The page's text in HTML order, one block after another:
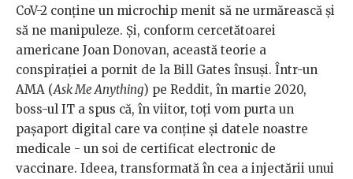
CoV-2 conține un microchip menit să ne urmărească și
să ne manipuleze. Și, conform cercetătoarei
americane Joan Donovan, această teorie a
conspirației a pornit de la Bill Gates însuși. Într-un
AMA (Ask Me Anything) pe Reddit, în martie 2020,
boss-ul IT a spus că, în viitor, toți vom purta un
pașaport digital care va conține și datele noastre
medicale - un soi de certificat electronic de
vaccinare. Ideea, transformată în cea a injectării unui